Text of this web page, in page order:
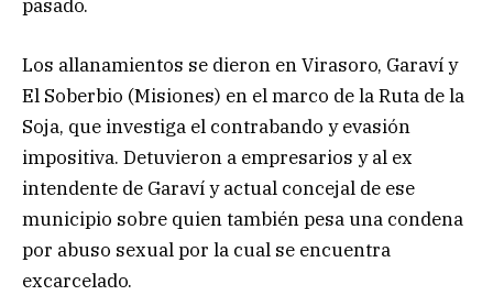
pasado.
Los allanamientos se dieron en Virasoro, Garaví y
El Soberbio (Misiones) en el marco de la Ruta de la
Soja, que investiga el contrabando y evasión
impositiva. Detuvieron a empresarios y al ex
intendente de Garaví y actual concejal de ese
municipio sobre quien también pesa una condena
por abuso sexual por la cual se encuentra
excarcelado.